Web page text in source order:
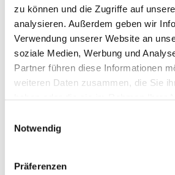
zu können und die Zugriffe auf
analysieren. Außerdem geben wir
Verwendung unserer Website an
soziale Medien, Werbung und
Partner führen diese Informationen
weiteren Daten zusammen, die Sie
Notwendig
Präferenzen
Berufsgruppe
Anzahl (gesamt)
Personal mit direktem
Beschäftigungsverhältnis
Versorgung